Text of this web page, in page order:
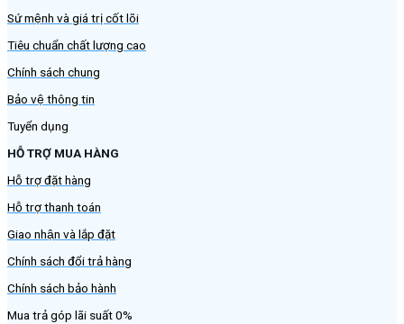
Sứ mệnh và giá trị cốt lõi
Tiêu chuẩn chất lượng cao
Chính sách chung
Bảo vệ thông tin
Tuyển dụng
HỖ TRỢ MUA HÀNG
Hỗ trợ đặt hàng
Hỗ trợ thanh toán
Giao nhận và lắp đặt
Chính sách đổi trả hàng
Chính sách bảo hành
Mua trả góp lãi suất 0%